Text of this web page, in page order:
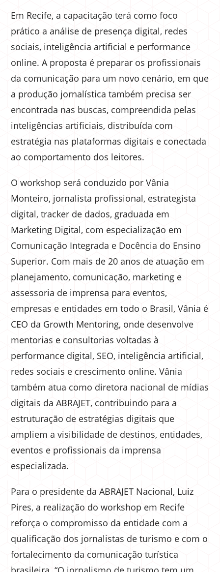
Em Recife, a capacitação terá como foco
prático a análise de presença digital, redes
sociais, inteligência artificial e performance
online. A proposta é preparar os profissionais
da comunicação para um novo cenário, em que
a produção jornalística também precisa ser
encontrada nas buscas, compreendida pelas
inteligências artificiais, distribuída com
estratégia nas plataformas digitais e conectada
ao comportamento dos leitores.
O workshop será conduzido por Vânia
Monteiro, jornalista profissional, estrategista
digital, tracker de dados, graduada em
Marketing Digital, com especialização em
Comunicação Integrada e Docência do Ensino
Superior. Com mais de 20 anos de atuação em
planejamento, comunicação, marketing e
assessoria de imprensa para eventos,
empresas e entidades em todo o Brasil, Vânia é
CEO da Growth Mentoring, onde desenvolve
mentorias e consultorias voltadas à
performance digital, SEO, inteligência artificial,
redes sociais e crescimento online. Vânia
também atua como diretora nacional de mídias
digitais da ABRAJET, contribuindo para a
estruturação de estratégias digitais que
ampliem a visibilidade de destinos, entidades,
eventos e profissionais da imprensa
especializada.
Para o presidente da ABRAJET Nacional, Luiz
Pires, a realização do workshop em Recife
reforça o compromisso da entidade com a
qualificação dos jornalistas de turismo e com o
fortalecimento da comunicação turística